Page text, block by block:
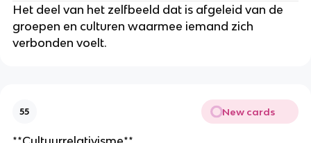
Het deel van het zelfbeeld dat is afgeleid van de
groepen en culturen waarmee iemand zich
verbonden voelt.
55 New cards